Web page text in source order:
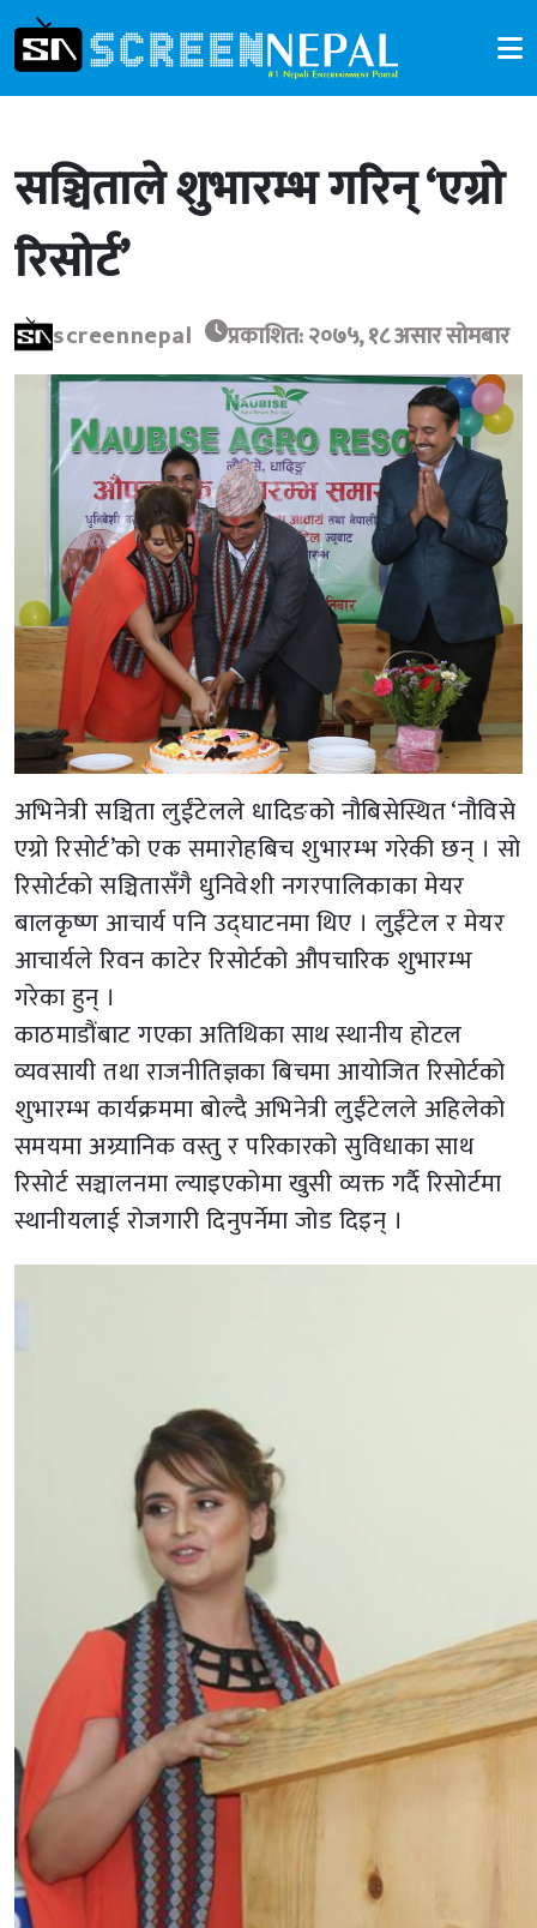
सञ्चिताले शुभारम्भ गरिन् ‘एग्रो
रिसोर्ट’
screennepal प्रकाशित: २०७५, १८ असार सोमबार
अभिनेत्री सञ्चिता लुईंटेलले धादिङको नौबिसेस्थित ‘नौविसे
एग्रो रिसोर्ट’को एक समारोहबिच शुभारम्भ गरेकी छन् । सो
रिसोर्टको सञ्चितासँगै धुनिवेशी नगरपालिकाका मेयर
बालकृष्ण आचार्य पनि उद्घाटनमा थिए । लुईंटेल र मेयर
आचार्यले रिवन काटेर रिसोर्टको औपचारिक शुभारम्भ
गरेका हुन् ।
काठमाडौंबाट गएका अतिथिका साथ स्थानीय होटल
व्यवसायी तथा राजनीतिज्ञका बिचमा आयोजित रिसोर्टको
शुभारम्भ कार्यक्रममा बोल्दै अभिनेत्री लुईंटेलले अहिलेको
समयमा अग्र्यानिक वस्तु र परिकारको सुविधाका साथ
रिसोर्ट सञ्चालनमा ल्याइएकोमा खुसी व्यक्त गर्दै रिसोर्टमा
स्थानीयलाई रोजगारी दिनुपर्नेमा जोड दिइन् ।